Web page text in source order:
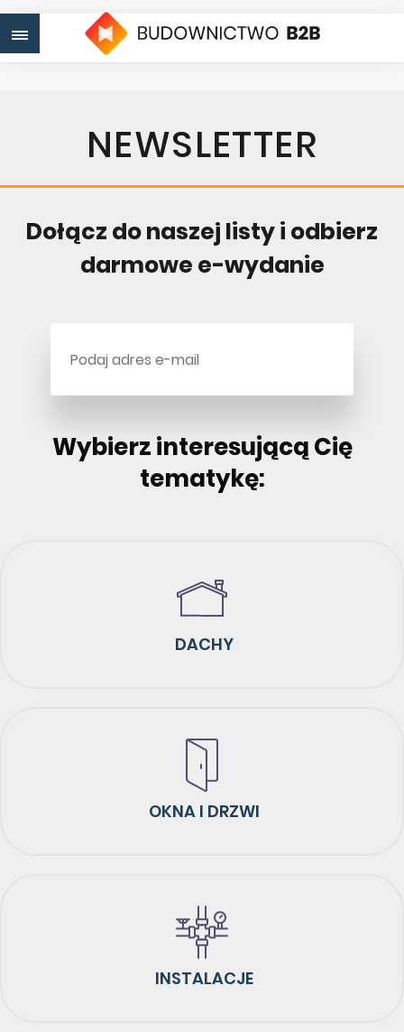
NEWSLETTER
Dołącz do naszej listy i odbierz
darmowe e-wydanie
Wybierz interesującą Cię
tematykę:
DACHY
OKNA I DRZWI
INSTALACJE